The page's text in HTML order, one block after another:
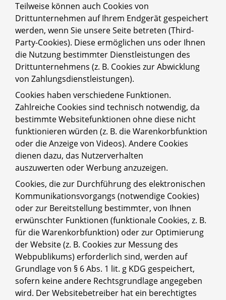
Teilweise können auch Cookies von
Drittunternehmen auf Ihrem Endgerät gespeichert
werden, wenn Sie unsere Seite betreten (Third-
Party-Cookies). Diese ermöglichen uns oder Ihnen
die Nutzung bestimmter Dienstleistungen des
Drittunternehmens (z. B. Cookies zur Abwicklung
von Zahlungsdienstleistungen).
Cookies haben verschiedene Funktionen.
Zahlreiche Cookies sind technisch notwendig, da
bestimmte Websitefunktionen ohne diese nicht
funktionieren würden (z. B. die Warenkorbfunktion
oder die Anzeige von Videos). Andere Cookies
dienen dazu, das Nutzerverhalten
auszuwerten oder Werbung anzuzeigen.
Cookies, die zur Durchführung des elektronischen
Kommunikationsvorgangs (notwendige Cookies)
oder zur Bereitstellung bestimmter, von Ihnen
erwünschter Funktionen (funktionale Cookies, z. B.
für die Warenkorbfunktion) oder zur Optimierung
der Website (z. B. Cookies zur Messung des
Webpublikums) erforderlich sind, werden auf
Grundlage von § 6 Abs. 1 lit. g KDG gespeichert,
sofern keine andere Rechtsgrundlage angegeben
wird. Der Websitebetreiber hat ein berechtigtes